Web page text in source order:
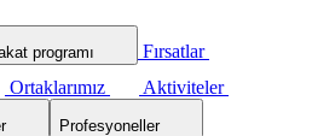
programı
Fırsatlar
Ortaklarımız Aktiviteler
Profesyoneller